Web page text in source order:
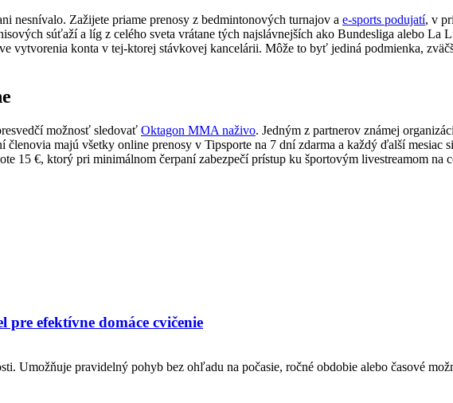
nesnívalo. Zažijete priame prenosy z bedmintonových turnajov a e-sports podujatí, v
súťaží a líg z celého sveta vrátane tých najslávnejších ako Bundesliga alebo La
vytvorenia konta v tej-ktorej stávkovej kancelárii. Môže to byť jediná podmienka,
možnosť sledovať Oktagon MMA naživo. Jedným z partnerov známej
majú všetky online prenosy v Tipsporte na 7 dní zdarma a každý ďalší mesiac
15 €, ktorý pri minimálnom čerpaní zabezpečí prístup ku športovým livestreamom na
efektívne domáce cvičenie
Umožňuje pravidelný pohyb bez ohľadu na počasie, ročné obdobie alebo časové